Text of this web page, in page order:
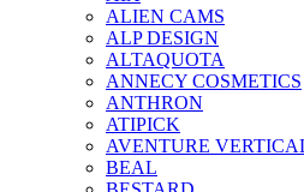
ALIEN CAMS
ALP DESIGN
ALTAQUOTA
ANNECY COSMETICS
ANTHRON
ATIPICK
AVENTURE
BEAL